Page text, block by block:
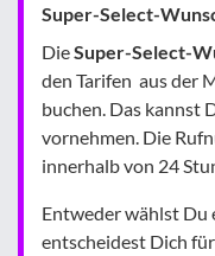
Super-Select-
DieSuper-Select-
den Tarifen aus der
buchen. Das kannst
vornehmen. Die
innerhalb von 24
Entweder wählst Du
entscheidest Dich